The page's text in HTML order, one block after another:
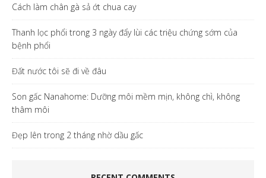
Cách làm chân gà sả ớt chua cay
Thanh lọc phổi trong 3 ngày đẩy lùi các triệu chứng sớm của
bệnh phổi
Đất nước tôi sẽ đi về đâu
Son gấc Nanahome: Dưỡng môi mềm mịn, không chì, không
thâm môi
Đẹp lên trong 2 tháng nhờ dầu gấc